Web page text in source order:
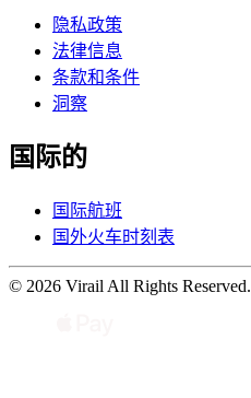
隐私政策
法律信息
条款和条件
洞察
国际的
国际航班
国外火车时刻表
© 2026 Virail All Rights Reserved.